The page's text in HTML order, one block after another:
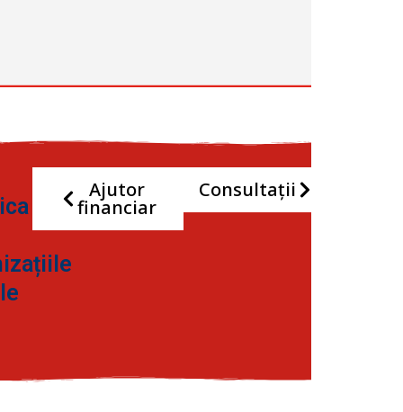
Ajutor
financiar
Consultații